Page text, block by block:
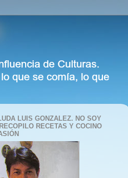
LUIS GONZALEZ. NO SOY
RECETAS Y COCINO